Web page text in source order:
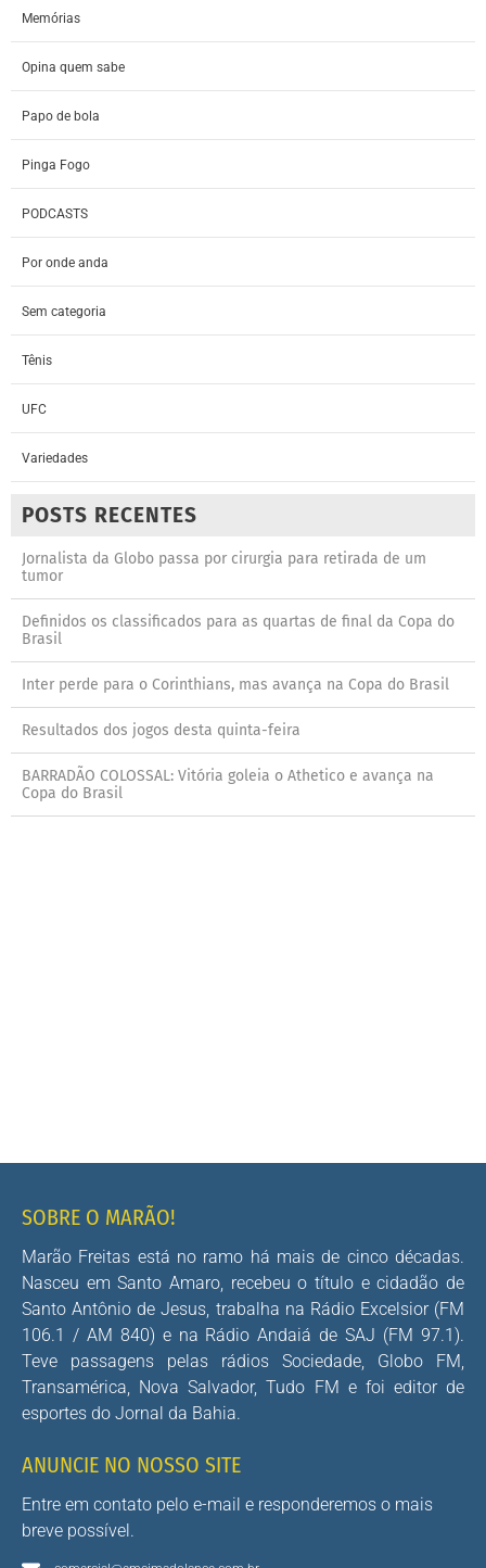
Memórias
Opina quem sabe
Papo de bola
Pinga Fogo
PODCASTS
Por onde anda
Sem categoria
Tênis
UFC
Variedades
POSTS RECENTES
Jornalista da Globo passa por cirurgia para retirada de um
tumor
Definidos os classificados para as quartas de final da Copa do
Brasil
Inter perde para o Corinthians, mas avança na Copa do Brasil
Resultados dos jogos desta quinta-feira
BARRADÃO COLOSSAL: Vitória goleia o Athetico e avança na
Copa do Brasil
SOBRE O MARÃO!
Marão Freitas está no ramo há mais de cinco décadas.
Nasceu em Santo Amaro, recebeu o título e cidadão de
Santo Antônio de Jesus, trabalha na Rádio Excelsior (FM
106.1 / AM 840) e na Rádio Andaiá de SAJ (FM 97.1).
Teve passagens pelas rádios Sociedade, Globo FM,
Transamérica, Nova Salvador, Tudo FM e foi editor de
esportes do Jornal da Bahia.
ANUNCIE NO NOSSO SITE
Entre em contato pelo e-mail e responderemos o mais
breve possível.